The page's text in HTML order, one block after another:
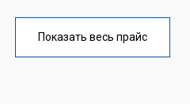
Показать весь прайс